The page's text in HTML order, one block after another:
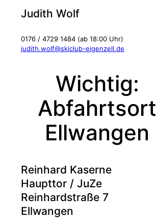
Judith Wolf
0176 / 4729 1484 (ab 18:00 Uhr)
judith.wolf@skiclub-eigenzell.de
Wichtig:
Abfahrtsort
Ellwangen
Reinhard Kaserne
Haupttor / JuZe
Reinhardstraße 7
Ellwangen